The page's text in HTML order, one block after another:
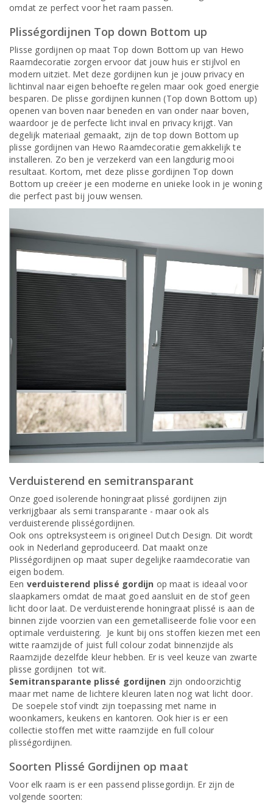
omdat ze perfect voor het raam passen.
Plisségordijnen Top down Bottom up
Plisse gordijnen op maat Top down Bottom up van Hewo
Raamdecoratie zorgen ervoor dat jouw huis er stijlvol en
modern uitziet. Met deze gordijnen kun je jouw privacy en
lichtinval naar eigen behoefte regelen maar ook goed energie
besparen. De plisse gordijnen kunnen (Top down Bottom up)
openen van boven naar beneden en van onder naar boven,
waardoor je de perfecte licht inval en privacy krijgt. Van
degelijk materiaal gemaakt, zijn de top down Bottom up
plisse gordijnen van Hewo Raamdecoratie gemakkelijk te
installeren. Zo ben je verzekerd van een langdurig mooi
resultaat. Kortom, met deze plisse gordijnen Top down
Bottom up creëer je een moderne en unieke look in je woning
die perfect past bij jouw wensen.
Verduisterend en semitransparant
Onze goed isolerende honingraat plissé gordijnen zijn
verkrijgbaar als semi transparante - maar ook als
verduisterende plisségordijnen.
Ook ons optreksysteem is origineel Dutch Design. Dit wordt
ook in Nederland geproduceerd. Dat maakt onze
Plisségordijnen op maat super degelijke raamdecoratie van
eigen bodem.
Een verduisterend plissé gordijn op maat is ideaal voor
slaapkamers omdat de maat goed aansluit en de stof geen
licht door laat. De verduisterende honingraat plissé is aan de
binnen zijde voorzien van een gemetalliseerde folie voor een
optimale verduistering. Je kunt bij ons stoffen kiezen met een
witte raamzijde of juist full colour zodat binnenzijde als
Raamzijde dezelfde kleur hebben. Er is veel keuze van zwarte
plisse gordijnen tot wit.
Semitransparante plissé gordijnen zijn ondoorzichtig
maar met name de lichtere kleuren laten nog wat licht door.
De soepele stof vindt zijn toepassing met name in
woonkamers, keukens en kantoren. Ook hier is er een
collectie stoffen met witte raamzijde en full colour
plisségordijnen.
Soorten Plissé Gordijnen op maat
Voor elk raam is er een passend plissegordijn. Er zijn de
volgende soorten: